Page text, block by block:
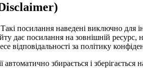
посилання наведені виключно
дає посилання на зовнішній ресурс,
відповідальності за політику
збирається і зберігається